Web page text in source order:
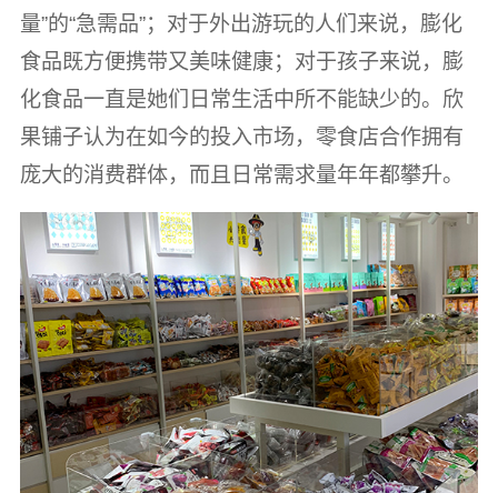
量”的“急需品”；对于外出游玩的人们来说，膨化
食品既方便携带又美味健康；对于孩子来说，膨
化食品一直是她们日常生活中所不能缺少的。欣
果铺子认为在如今的投入市场，零食店合作拥有
庞大的消费群体，而且日常需求量年年都攀升。